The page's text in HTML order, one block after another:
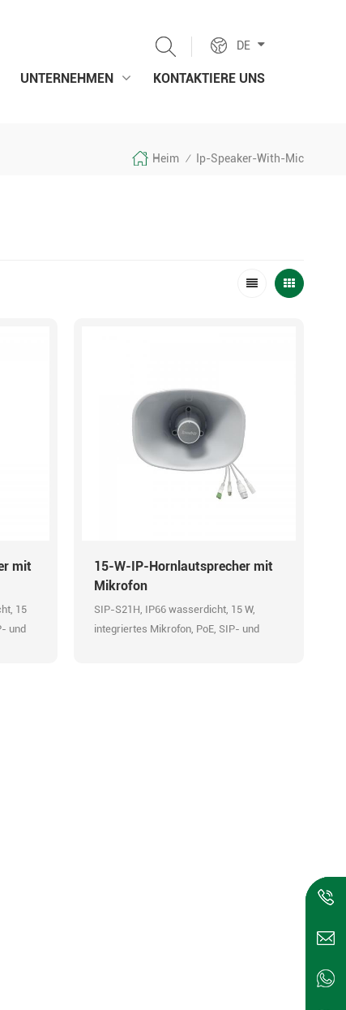
DE
UNTERNEHMEN KONTAKTIERE UNS
Heim / Ip-Speaker-With-Mic
mit
15
und
15-W-IP-Hornlautsprecher mit
Mikrofon
SIP-S21H, IP66 wasserdicht, 15 W,
integriertes Mikrofon, PoE, SIP- und